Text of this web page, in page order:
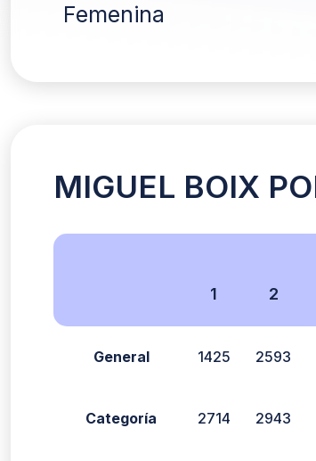
Femenina
MIGUEL BOIX
1
2
General 1425 2593
Categoría 2714 2943